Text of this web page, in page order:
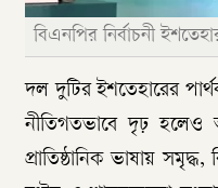
বিএনপির নির্বাচনী
দল দুটির ইশতেহারের
নীতিগতভাবে দৃঢ় হলেও
প্রাতিষ্ঠানিক ভাষায়